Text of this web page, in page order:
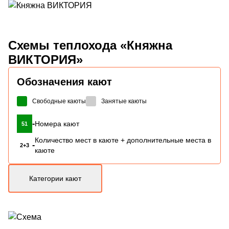
Схемы теплохода «Княжна
ВИКТОРИЯ»
Обозначения кают
Свободные каюты Занятые каюты
51 -Номера кают
2+3 -
Количество мест в каюте + дополнительные места в
каюте
Категории кают